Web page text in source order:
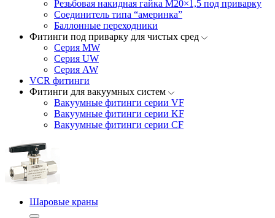
Резьбовая накидная гайка M20×1,5 под приварку
Соединитель типа “америнка”
Баллонные переходники
Фитинги под приварку для чистых сред
Серия MW
Серия UW
Серия AW
VCR фитинги
Фитинги для вакуумных систем
Вакуумные фитинги серии VF
Вакуумные фитинги серии KF
Вакуумные фитинги серии CF
Шаровые краны